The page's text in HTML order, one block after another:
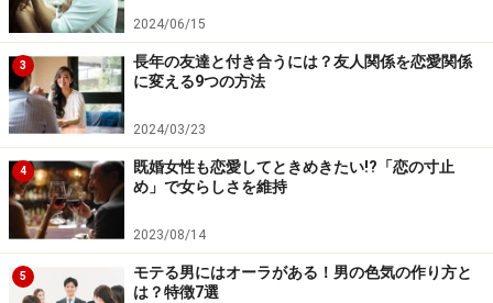
2024/06/15
3
長年の友達と付き合うには？友人関係を恋愛関係
に変える9つの方法
2024/03/23
4
既婚女性も恋愛してときめきたい!?「恋の寸止
め」で女らしさを維持
2023/08/14
5
モテる男にはオーラがある！男の色気の作り方と
は？特徴7選